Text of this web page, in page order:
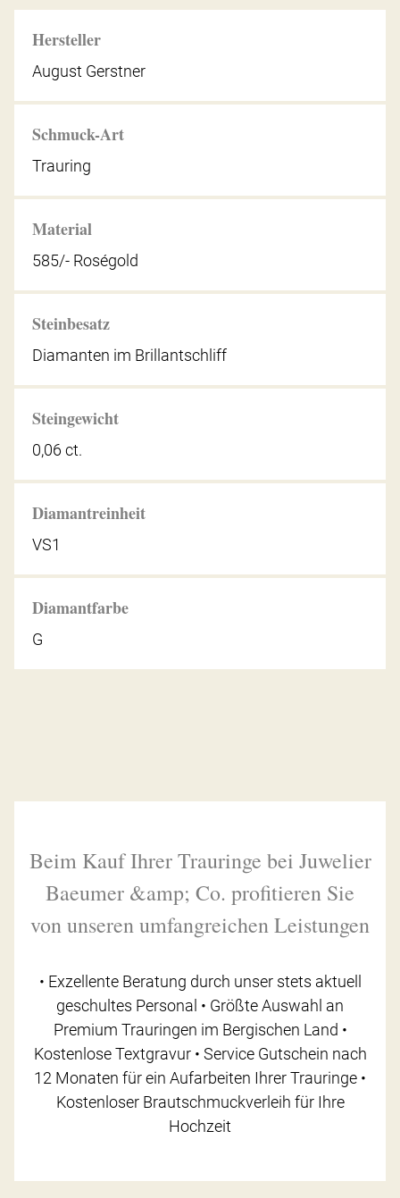
Hersteller
August Gerstner
Schmuck-Art
Trauring
Material
585/- Roségold
Steinbesatz
Diamanten im Brillantschliff
Steingewicht
0,06 ct.
Diamantreinheit
VS1
Diamantfarbe
G
Beim Kauf Ihrer Trauringe bei Juwelier
Baeumer &amp; Co. profitieren Sie
von unseren umfangreichen Leistungen
• Exzellente Beratung durch unser stets aktuell
geschultes Personal • Größte Auswahl an
Premium Trauringen im Bergischen Land •
Kostenlose Textgravur • Service Gutschein nach
12 Monaten für ein Aufarbeiten Ihrer Trauringe •
Kostenloser Brautschmuckverleih für Ihre
Hochzeit